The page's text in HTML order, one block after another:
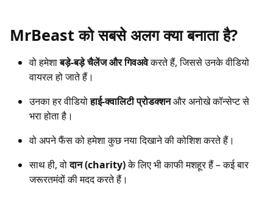
MrBeast को सबसे अलग क्या बनाता है?
वो हमेशाबड़े-बड़े चैलेंज और गिवअवेकरते हैं, जिससे उनके वीडियो
वायरल हो जाते हैं।
उनका हर वीडियोहाई-क्वालिटी प्रोडक्शनऔर अनोखे कॉन्सेप्ट से
भरा होता है।
वो अपने फैंस को हमेशा कुछ नया दिखाने की कोशिश करते हैं।
साथ ही, वोदान (charity)के लिए भी काफी मशहूर हैं – कई बार
जरूरतमंदों की मदद करते हैं।